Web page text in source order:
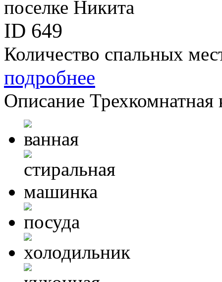
ID 649
Количество спальных
подробнее
Описание Трехкомнатная